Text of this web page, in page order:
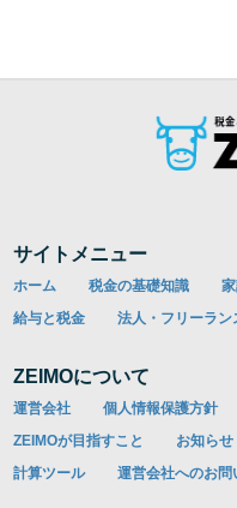
サイトメニュー
ホーム 税金の基礎知識
給与と税金
法人・フリーラン
ZEIMOについて
運営会社 個人情報保護方針
ZEIMOが目指すこと
お知らせ
計算ツール
運営会社へのお問